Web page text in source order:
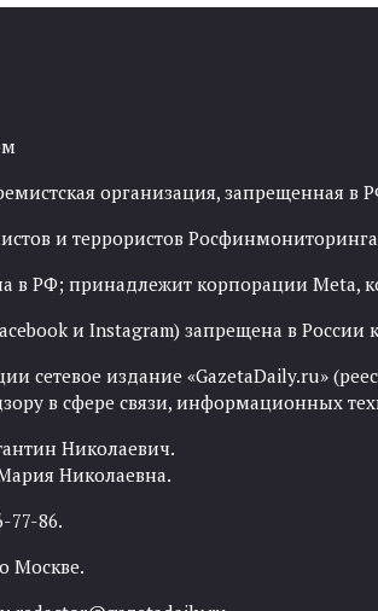
организация, запрещенная в
и террористов Росфинмониторинга
в РФ; принадлежит корпорации Meta,
и Instagram) запрещена в России
сетевое издание «GazetaDaily.ru»
в сфере связи, информационных
Николаевич.
Николаевна.
77-86.
Москве.